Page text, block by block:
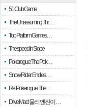
51 Club Game
The Unassuming Thr…
Top Platform Games…
The speed in Slope
Pokerogue: The Pok…
Snow Rider: Endles…
Re: Pokerogue: The…
Drive Mad: 물리 엔진이 …